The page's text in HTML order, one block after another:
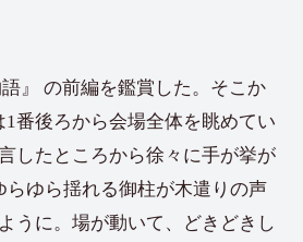
』 の前編を鑑賞した。そこか
番後ろから会場全体を眺めてい
したところから徐々に手が挙が
ゆら揺れる御柱が木遣りの声
うに。場が動いて、どきどきし